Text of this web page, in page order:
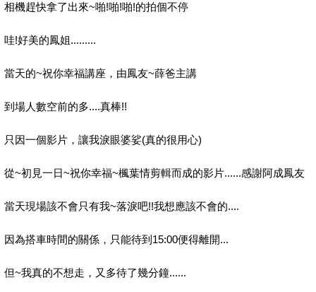
相機趕快拿了出來~啪!啪!啪!的拍個不停
哇!好美的鳳姐.........
當天的~祝你幸福講座，由鳳友~薛爸主講
到場人數空前的多....真棒!!
只因一個影片，讓我淚眼婆娑(真的很用心)
從~初見一日~祝你幸福~楓葉情剪輯而成的影片......感謝阿成鳳友
當天現場該不會只有我~落淚吧!!我想應該不會的....
因為搭車時間的關係，只能待到15:00便得離開...
但~我真的不想走，又多待了幾分鐘......